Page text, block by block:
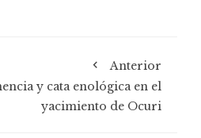
Anterior
y cata enológica en el
yacimiento de Ocuri